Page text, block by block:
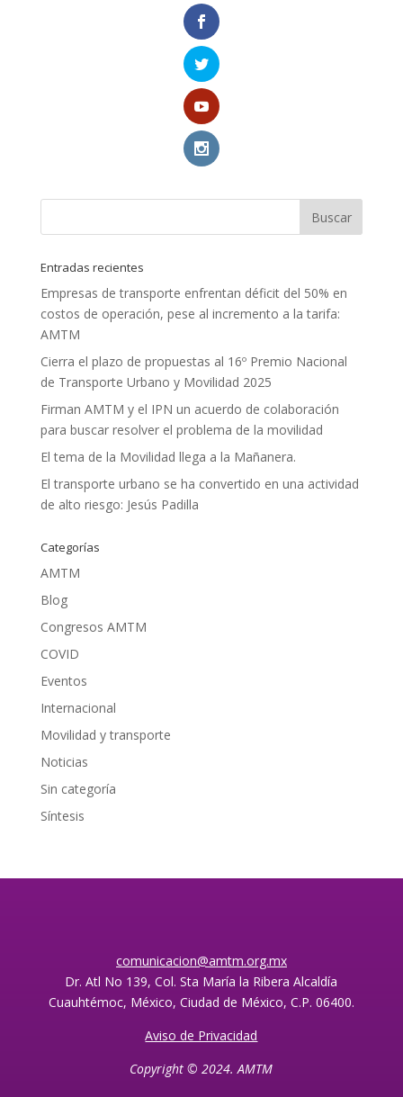
Entradas recientes
Empresas de transporte enfrentan déficit del 50% en
costos de operación, pese al incremento a la tarifa:
AMTM
Cierra el plazo de propuestas al 16º Premio Nacional
de Transporte Urbano y Movilidad 2025
Firman AMTM y el IPN un acuerdo de colaboración
para buscar resolver el problema de la movilidad
El tema de la Movilidad llega a la Mañanera.
El transporte urbano se ha convertido en una actividad
de alto riesgo: Jesús Padilla
Categorías
AMTM
Blog
Congresos AMTM
COVID
Eventos
Internacional
Movilidad y transporte
Noticias
Sin categoría
Síntesis
comunicacion@amtm.org.mx
Dr. Atl No 139, Col. Sta María la Ribera Alcaldía
Cuauhtémoc, México, Ciudad de México, C.P. 06400.
Aviso de Privacidad
Copyright © 2024. AMTM